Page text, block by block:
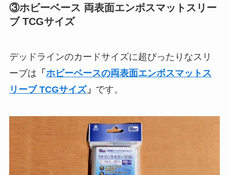
③ホビーベース 両表面エンボスマットスリー
ブ TCGサイズ
デッドラインのカードサイズに超ぴったりなスリ
ーブは 「 ホビーベースの両表面エンボスマットス
リーブ TCGサイズ」 です。